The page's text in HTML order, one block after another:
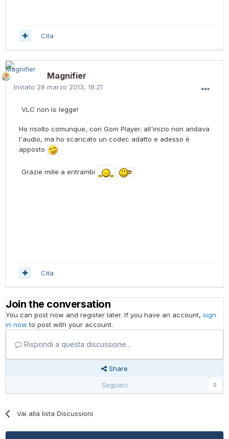
Cita
Magnifier
Inviato 28 marzo 2013, 18:21
VLC non lo legge!
Ho risolto comunque, con Gom Player. all'inizio non andava
l'audio, ma ho scaricato un codec adatto e adesso è
apposto
Grazie mille a entrambi
Cita
Join the conversation
You can post now and register later. If you have an account, sign
in now to post with your account.
Rispondi a questa discussione...
Share
Seguaci
0
Vai alla lista Discussioni